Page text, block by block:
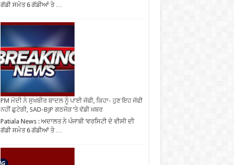
ਗੱਡੀ ਸਮੇਤ 6 ਗੱਡੀਆਂ ਤੇ …
PM ਮੋਦੀ ਨੇ ਸੁਖਬੀਰ ਬਾਦਲ ਨੂੰ ਪਾਈ ਜੱਫੀ, ਕਿਹਾ- ਹੁਣ ਇਹ ਜੱਫੀ
ਨਹੀਂ ਛੁਟੇਗੀ, SAD-BJP ਗਠਜੋੜ ‘ਤੇ ਵੱਡੀ ਖ਼ਬਰ
Patiala News : ਅਦਾਲਤ ਨੇ ਪੰਜਾਬੀ ’ਵਰਸਿਟੀ ਦੇ ਵੀਸੀ ਦੀ
ਗੱਡੀ ਸਮੇਤ 6 ਗੱਡੀਆਂ ਤੇ …